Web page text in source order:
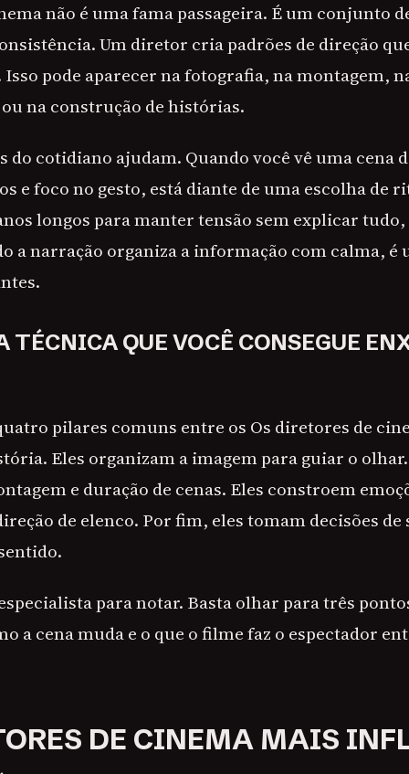
não é uma fama passageira. É um conjunto
Um diretor cria padrões de direção
pode aparecer na fotografia, na montagem,
na construção de histórias.
do cotidiano ajudam. Quando você vê uma cena
e foco no gesto, está diante de uma escolha de
longos para manter tensão sem explicar
a narração organiza a informação com calma,
QUE VOCÊ CONSEGUE
pilares comuns entre os Os diretores de
Eles organizam a imagem para guiar o
e duração de cenas. Eles constroem
de elenco. Por fim, eles tomam decisões de
para notar. Basta olhar para três
a cena muda e o que o filme faz o espectador
DE CINEMA MAIS